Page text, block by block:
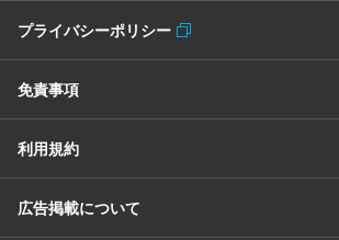
プライバシーポリシー
免責事項
利用規約
広告掲載について